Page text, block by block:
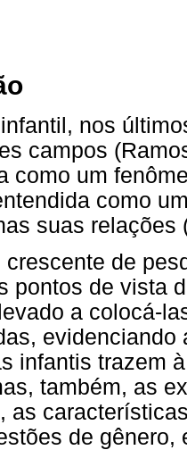
nos
campos
como um
como
suas relações
crescente de
pontos de vista
a colocá-
infantis trazem
também, as
as
de gênero,